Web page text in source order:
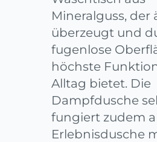
Mineralguss, der
überzeugt und
fugenlose
höchste
Alltag bietet. Die
Dampfdusche
fungiert zudem
Erlebnisdusche